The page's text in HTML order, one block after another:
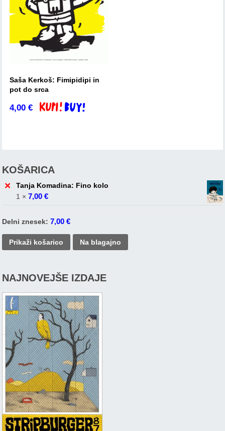
Saša Kerkoš: Fimipidipi in
pot do srca
4,00€ Dodaj v košarico
KOŠARICA
×
Tanja Komadina: Fino kolo
1 ×7,00€
Delni znesek: 7,00€
Prikaži košarico Na blagajno
NAJNOVEJŠE IZDAJE